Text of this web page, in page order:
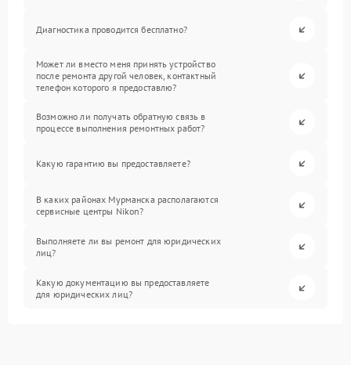
Диагностика проводится бесплатно?
Может ли вместо меня принять устройство
после ремонта другой человек, контактный
телефон которого я предоставлю?
Возможно ли получать обратную связь в
процессе выполнения ремонтных работ?
Какую гарантию вы предоставляете?
В каких районах Мурманска располагаются
сервисные центры Nikon?
Выполняете ли вы ремонт для юридических
лиц?
Какую документацию вы предоставляете
для юридических лиц?